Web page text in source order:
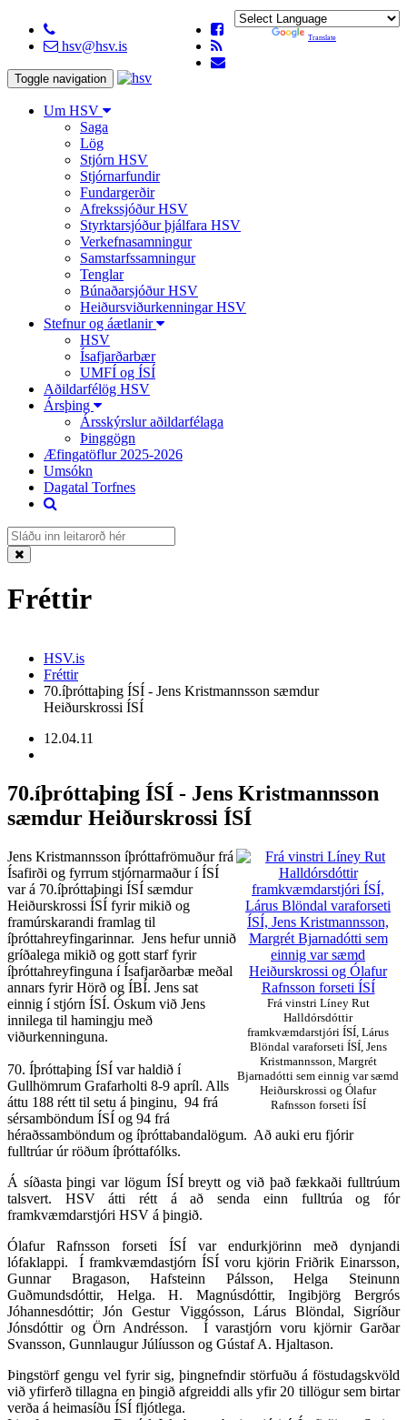
hsv@hsv.is
Translate
Toggle navigation
Um HSV
Saga
Lög
Stjórn HSV
Stjórnarfundir
Fundargerðir
Afrekssjóður HSV
Styrktarsjóður þjálfara HSV
Verkefnasamningur
Samstarfssamningur
Tenglar
Búnaðarsjóður HSV
Heiðursviðurkenningar HSV
Stefnur og áætlanir
HSV
Ísafjarðarbær
UMFÍ og ÍSÍ
Aðildarfélög HSV
Ársþing
Ársskýrslur aðildarfélaga
Þinggögn
Æfingatöflur 2025-2026
Umsókn
Dagatal Torfnes
Fréttir
HSV.is
Fréttir
70.íþróttaþing ÍSÍ - Jens Kristmannsson sæmdur
Heiðurskrossi ÍSÍ
12.04.11
70.íþróttaþing ÍSÍ - Jens Kristmannsson
sæmdur Heiðurskrossi ÍSÍ
Frá vinstri Líney Rut
Halldórsdóttir
framkvæmdarstjóri ÍSÍ, Lárus
Blöndal varaforseti ÍSÍ, Jens
Kristmannsson, Margrét
Bjarnadótti sem einnig var sæmd
Heiðurskrossi og Ólafur
Rafnsson forseti ÍSÍ
Jens Kristmannsson íþróttafrömuður frá
Ísafirði og fyrrum stjórnarmaður í ÍSÍ
var á 70.íþróttaþingi ÍSÍ sæmdur
Heiðurskrossi ÍSÍ fyrir mikið og
framúrskarandi framlag til
íþróttahreyfingarinnar. Jens hefur unnið
gríðalega mikið og gott starf fyrir
íþróttahreyfinguna í Ísafjarðarbæ meðal
annars fyrir Hörð og ÍBÍ. Jens sat
einnig í stjórn ÍSÍ. Óskum við Jens
innilega til hamingju með
viðurkenninguna.
70. Íþróttaþing ÍSÍ var haldið í
Gullhömrum Grafarholti 8-9 apríl. Alls
áttu 188 rétt til setu á þinginu, 94 frá
sérsamböndum ÍSÍ og 94 frá
héraðssamböndum og íþróttabandalögum. Að auki eru fjórir
fulltrúar úr röðum íþróttafólks.
Á síðasta þingi var lögum ÍSÍ breytt og við það fækkaði fulltrúum
talsvert. HSV átti rétt á að senda einn fulltrúa og fór
framkvæmdarstjóri HSV á þingið.
Ólafur Rafnsson forseti ÍSÍ var endurkjörinn með dynjandi
lófaklappi. Í framkvæmdastjórn ÍSÍ voru kjörin Friðrik Einarsson,
Gunnar Bragason, Hafsteinn Pálsson, Helga Steinunn
Guðmundsdóttir, Helga. H. Magnúsdóttir, Ingibjörg Bergrós
Jóhannesdóttir; Jón Gestur Viggósson, Lárus Blöndal, Sigríður
Jónsdóttir og Örn Andrésson. Í varastjórn voru kjörnir Garðar
Svansson, Gunnlaugur Júlíusson og Gústaf A. Hjaltason.
Þingstörf gengu vel fyrir sig, þingnefndir störfuðu á föstudagskvöld
við yfirferð tillagna en þingið afgreiddi alls yfir 20 tillögur sem birtar
verða á heimasíðu ÍSÍ fljótlega.